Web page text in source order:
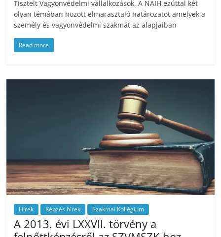
Tisztelt Vagyonvédelmi vállalkozások, A NAIH ezúttal két
olyan témában hozott elmarasztaló határozatot amelyek a
személy és vagyonvédelmi szakmát az alapjaiban
Read more
Hírek Képzés hírek Szakmai Kollégium
A 2013. évi LXXVII. törvény a